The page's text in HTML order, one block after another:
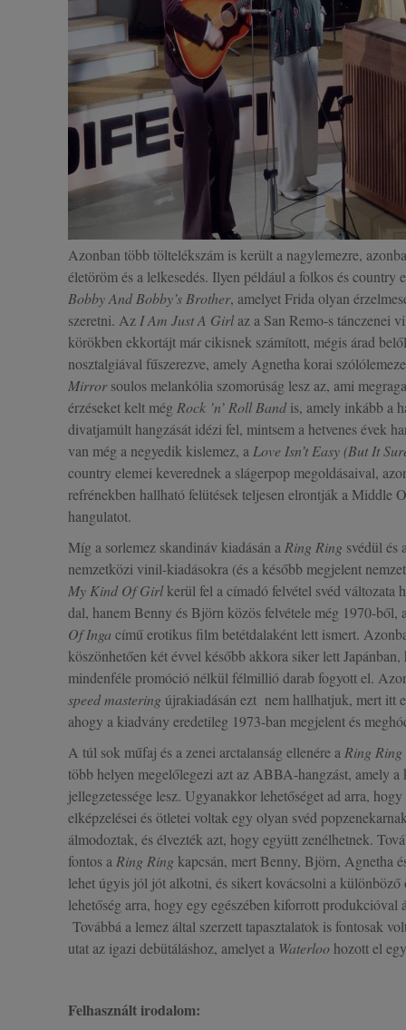
Azonban több töltelékszám is került a nagylemezre,
életöröm és a lelkesedés. Ilyen például a folkos és country
Bobby And Bobby’s Brother, amelyet Frida olyan
szeretni. Az I Am Just A Girlaz a San Remo-s tánczenei
körökben ekkortájt már cikisnek számított, mégis árad
nosztalgiával fűszerezve, amely Agnetha korai
Mirrorsoulos melankólia szomorúság lesz az, ami
érzéseket kelt még Rock ’n’ Roll Bandis, amely inkább a
divatjamúlt hangzását idézi fel, mintsem a hetvenes évek
van még a negyedik kislemez, a Love Isn’t Easy (But It
country elemei keverednek a slágerpop megoldásaival,
refrénekben hallható felütések teljesen elrontják a Middle
hangulatot.
Míg a sorlemez skandináv kiadásán a Ring Ring svédül és
nemzetközi vinil-kiadásokra (és a később megjelent
My Kind Of Girlkerül fel a címadó felvétel svéd változata
dal, hanem Benny és Björn közös felvétele még 1970-ből,
Of Inga című erotikus film betétdalaként lett ismert.
köszönhetően két évvel később akkora siker lett
mindenféle promóció nélkül félmillió darab fogyott el.
speed mastering újrakiadásán ezt nem hallhatjuk, mert itt
ahogy a kiadvány eredetileg 1973-ban megjelent és
A túl sok műfaj és a zenei arctalanság ellenére a Ring Ring
több helyen megelőlegezi azt az ABBA-hangzást, amely a
jellegzetessége lesz. Ugyanakkor lehetőséget ad arra,
elképzelései és ötletei voltak egy olyan svéd
álmodoztak, és élvezték azt, hogy együtt zenélhetnek.
fontos a Ring Ring kapcsán, mert Benny, Björn, Agnetha
lehet úgyis jól jót alkotni, és sikert kovácsolni a különböző
lehetőség arra, hogy egy egészében kiforrott produkcióval
Továbbá a lemez által szerzett tapasztalatok is fontosak
utat az igazi debütáláshoz, amelyet a Waterloo hozott el
Felhasznált irodalom: